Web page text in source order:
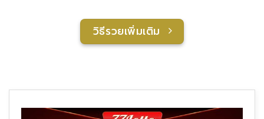
วิธีรวยเพิ่มเติม